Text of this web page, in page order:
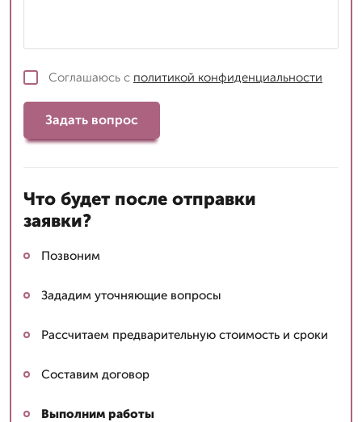
Соглашаюсь с политикой конфиденциальности
Задать вопрос
Что будет после отправки
заявки?
Позвоним
Зададим уточняющие вопросы
Рассчитаем предварительную стоимость и сроки
Составим договор
Выполним работы